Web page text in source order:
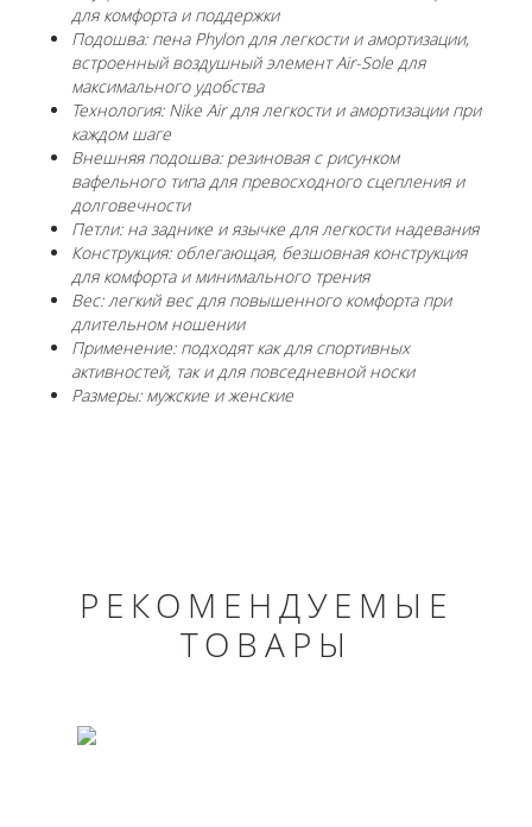
для комфорта и поддержки
Подошва: пена Phylon для легкости и амортизации,
встроенный воздушный элемент Air-Sole для
максимального удобства
Технология: Nike Air для легкости и амортизации при
каждом шаге
Внешняя подошва: резиновая с рисунком
вафельного типа для превосходного сцепления и
долговечности
Петли: на заднике и язычке для легкости надевания
Конструкция: облегающая, безшовная конструкция
для комфорта и минимального трения
Вес: легкий вес для повышенного комфорта при
длительном ношении
Применение: подходят как для спортивных
активностей, так и для повседневной носки
Размеры: мужские и женские
РЕКОМЕНДУЕМЫЕ
ТОВАРЫ